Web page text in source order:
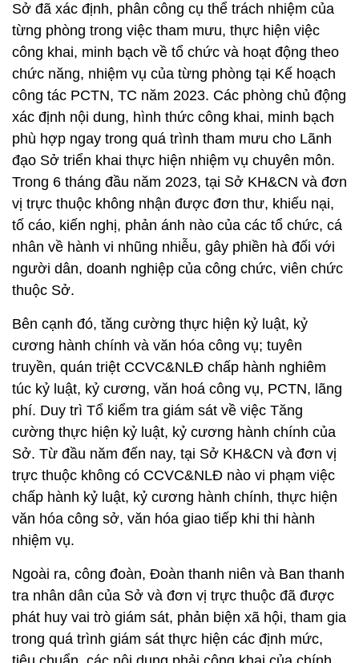
Sở đã xác định, phân công cụ thể trách nhiệm của
từng phòng trong việc tham mưu, thực hiện việc
công khai, minh bạch về tổ chức và hoạt động theo
chức năng, nhiệm vụ của từng phòng tại Kế hoạch
công tác PCTN, TC năm 2023. Các phòng chủ động
xác định nội dung, hình thức công khai, minh bạch
phù hợp ngay trong quá trình tham mưu cho Lãnh
đạo Sở triển khai thực hiện nhiệm vụ chuyên môn.
Trong 6 tháng đầu năm 2023, tại Sở KH&CN và đơn
vị trực thuộc không nhận được đơn thư, khiếu nại,
tố cáo, kiến nghị, phản ánh nào của các tổ chức, cá
nhân về hành vi nhũng nhiễu, gây phiền hà đối với
người dân, doanh nghiệp của công chức, viên chức
thuộc Sở.
Bên cạnh đó, tăng cường thực hiện kỷ luật, kỷ
cương hành chính và văn hóa công vụ; tuyên
truyền, quán triệt CCVC&NLĐ chấp hành nghiêm
túc kỷ luật, kỷ cương, văn hoá công vụ, PCTN, lãng
phí. Duy trì Tổ kiểm tra giám sát về việc Tăng
cường thực hiện kỷ luật, kỷ cương hành chính của
Sở. Từ đầu năm đến nay, tại Sở KH&CN và đơn vị
trực thuộc không có CCVC&NLĐ nào vi phạm việc
chấp hành kỷ luật, kỷ cương hành chính, thực hiện
văn hóa công sở, văn hóa giao tiếp khi thi hành
nhiệm vụ.
Ngoài ra, công đoàn, Đoàn thanh niên và Ban thanh
tra nhân dân của Sở và đơn vị trực thuộc đã được
phát huy vai trò giám sát, phản biện xã hội, tham gia
trong quá trình giám sát thực hiện các định mức,